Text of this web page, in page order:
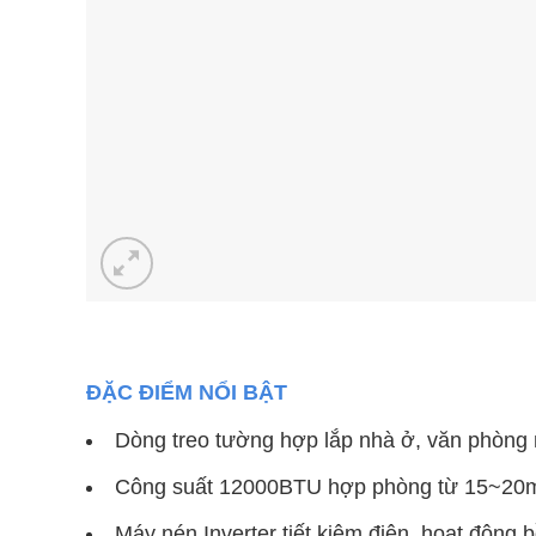
ĐẶC ĐIỂM NỔI BẬT
Dòng treo tường hợp lắp nhà ở, văn phòng
Công suất 12000BTU hợp phòng từ